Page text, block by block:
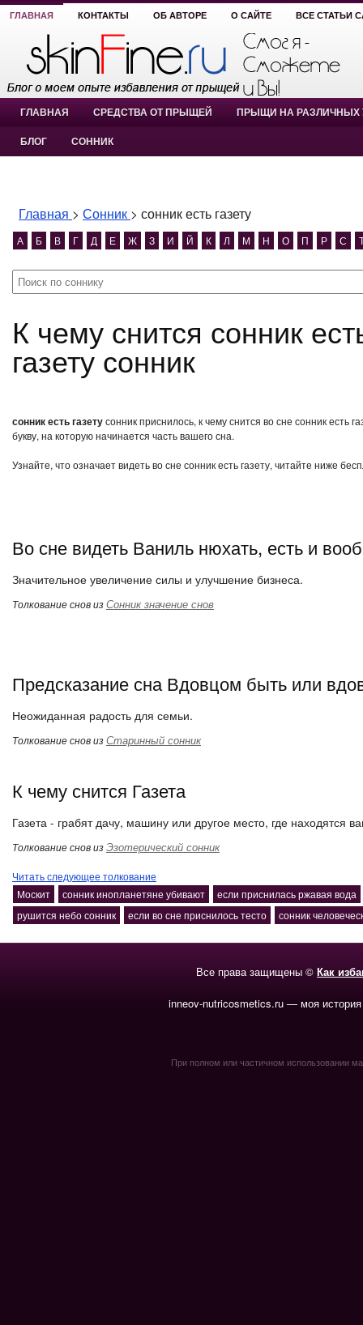
ГЛАВНАЯ КОНТАКТЫ ОБ АВТОРЕ О САЙТЕ ВСЕ СТАТЬИ
ГЛАВНАЯ СРЕДСТВА ОТ ПРЫЩЕЙ ПРЫЩИ НА РАЗЛИЧНЫХ
БЛОГ СОННИК
Главная > Сонник > сонник есть газету
А Б В Г Д Е Ж З И Й К Л М Н О П Р С
К чему снится сонник есть газету? сонник есть
газету сонник
сонник есть газетусонник приснилось, к чему снится во сне сонник есть
букву, на которую начинается часть вашего сна.
Узнайте, что означает видеть во сне сонник есть газету, читайте ниже
Во сне видеть Ваниль нюхать, есть и
Значительное увеличение силы и улучшение бизнеса.
Толкование снов изСонник значение снов
Предсказание сна Вдовцом быть или
Неожиданная радость для семьи.
Толкование снов изСтаринный сонник
К чему снится Газета
Газета - грабят дачу, машину или другое место, где находятся
Толкование снов изЭзотерический сонник
Читать следующее толкование
Москит
сонник инопланетяне убивают
если приснилась ржавая вода
рушится небо сонник
если во сне приснилось тесто сонник
Все права защищены © Как
inneov-nutricosmetics.ru — моя
При полном или частичном использовании